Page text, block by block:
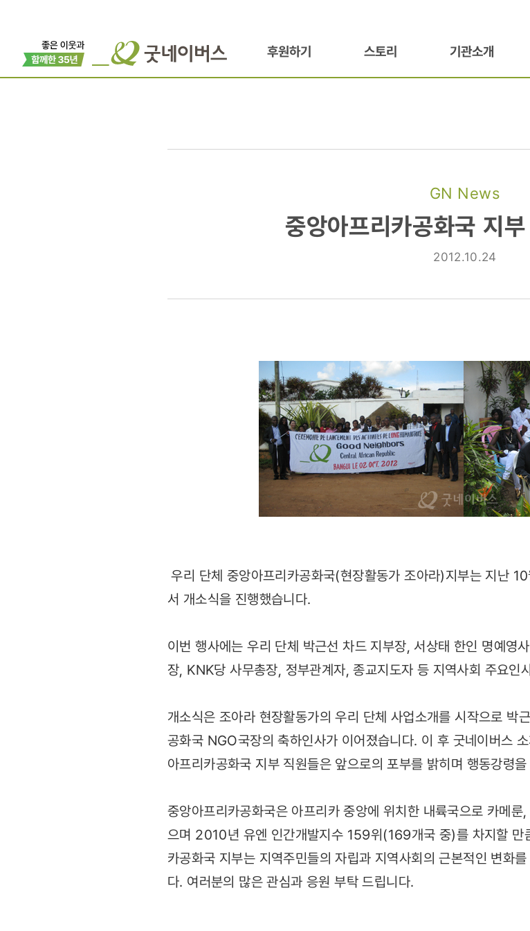
후원하기 스토리 기관소개
GN News
중앙아프리카공화국
개소식
중앙아프리카공화국 지
2012.10.24
우리 단체 중앙아프리카공화국(현장활동가 조아라)지부는 지난
서 개소식을 진행했습니다.
이번 행사에는 우리 단체 박근선 차드 지부장, 서상태 한인 명예영
장, KNK당 사무총장, 정부관계자, 종교지도자 등 지역사회 주요인
개소식은 조아라 현장활동가의 우리 단체 사업소개를 시작으로 박
공화국 NGO국장의 축하인사가 이어졌습니다. 이 후 굿네이버스
아프리카공화국 지부 직원들은 앞으로의 포부를 밝히며 행동강령
중앙아프리카공화국은 아프리카 중앙에 위치한 내륙국으로 카메
으며 2010년 유엔 인간개발지수 159위(169개국 중)를 차지할 만
카공화국 지부는 지역주민들의 자립과 지역사회의 근본적인 변화
다. 여러분의 많은 관심과 응원 부탁 드립니다.